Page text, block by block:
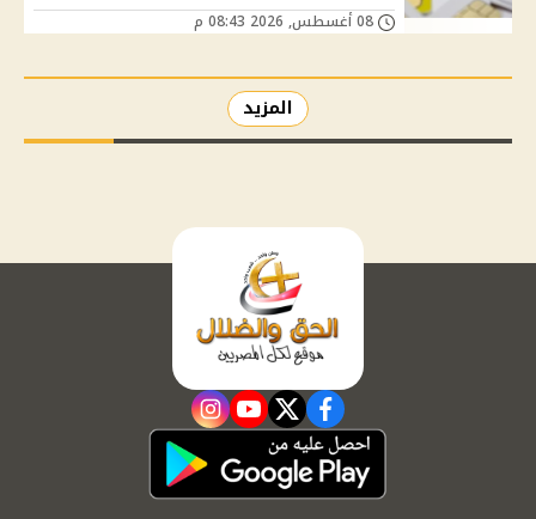
المزيد
facebook
twitter
youtube
instagram